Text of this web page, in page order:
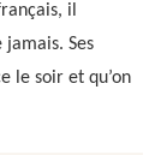
il
Ses
le soir et qu’on